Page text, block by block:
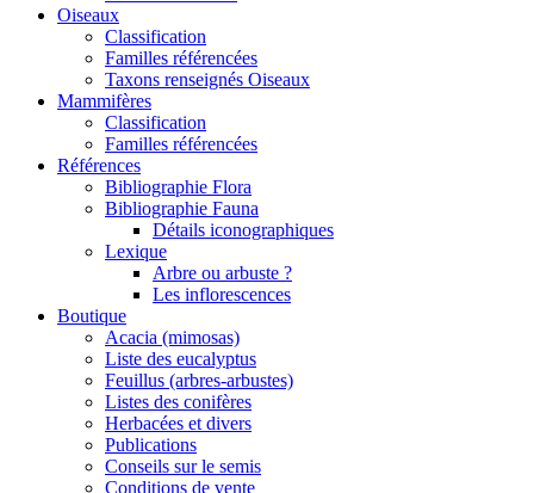
Oiseaux
Classification
Familles référencées
Taxons renseignés Oiseaux
Mammifères
Classification
Familles référencées
Références
Bibliographie Flora
Bibliographie Fauna
Détails iconographiques
Lexique
Arbre ou arbuste ?
Les inflorescences
Boutique
Acacia (mimosas)
Liste des eucalyptus
Feuillus (arbres-arbustes)
Listes des conifères
Herbacées et divers
Publications
Conseils sur le semis
Conditions de vente